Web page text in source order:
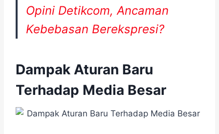
Opini Detikcom, Ancaman
Kebebasan Berekspresi?
Dampak Aturan Baru
Terhadap Media Besar